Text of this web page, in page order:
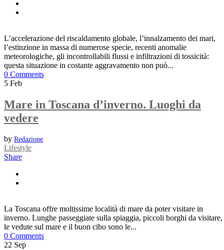
L’accelerazione del riscaldamento globale, l’innalzamento dei mari,
l’estinzione in massa di numerose specie, recenti anomalie
meteorologiche, gli incontrollabili flussi e infiltrazioni di tossicità:
questa situazione in costante aggravamento non può...
0 Comments
5 Feb
Mare in Toscana d’inverno. Luoghi da
vedere
by Redazione
Lifestyle
Share
La Toscana offre moltissime località di mare da poter visitare in
inverno. Lunghe passeggiate sulla spiaggia, piccoli borghi da visitare,
le vedute sul mare e il buon cibo sono le...
0 Comments
22 Sep